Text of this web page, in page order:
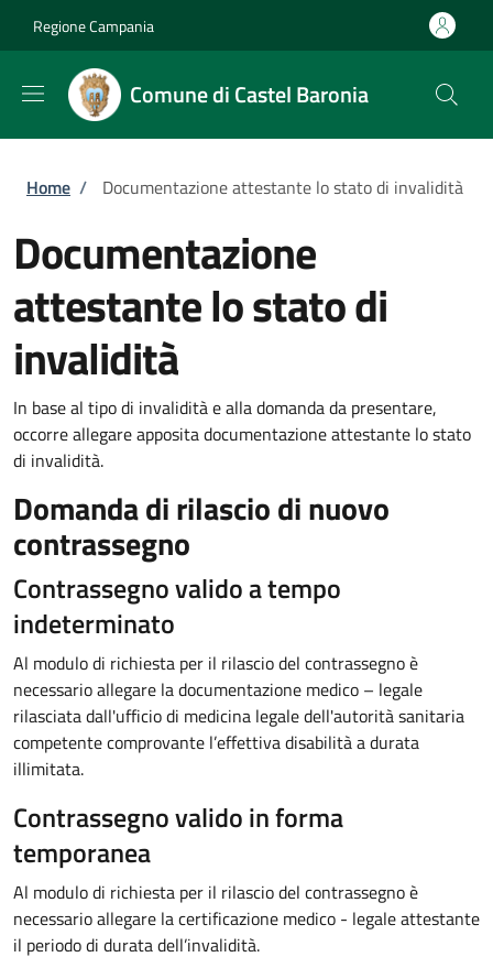
Regione Campania
Comune di Castel Baronia
Briciole di pane
Home / Documentazione attestante lo stato di invalidità
Documentazione
attestante lo stato di
invalidità
In base al tipo di invalidità e alla domanda da presentare,
occorre allegare apposita documentazione attestante lo stato
di invalidità.
Domanda di rilascio di nuovo
contrassegno
Contrassegno valido a tempo
indeterminato
Al modulo di richiesta per il rilascio del contrassegno è
necessario allegare la documentazione medico – legale
rilasciata dall'ufficio di medicina legale dell'autorità sanitaria
competente comprovante l’effettiva disabilità a durata
illimitata.
Contrassegno valido in forma
temporanea
Al modulo di richiesta per il rilascio del contrassegno è
necessario allegare la certificazione medico - legale attestante
il periodo di durata dell’invalidità.